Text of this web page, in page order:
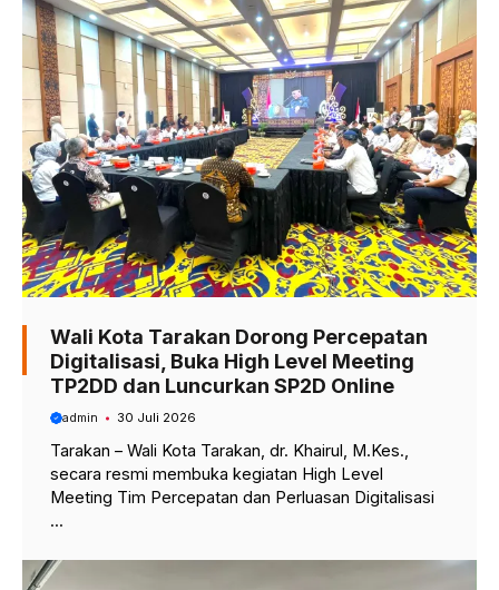
Wali Kota Tarakan Dorong Percepatan
Digitalisasi, Buka High Level Meeting
TP2DD dan Luncurkan SP2D Online
admin 30 Juli 2026
Tarakan – Wali Kota Tarakan, dr. Khairul, M.Kes.,
secara resmi membuka kegiatan High Level
Meeting Tim Percepatan dan Perluasan Digitalisasi
...